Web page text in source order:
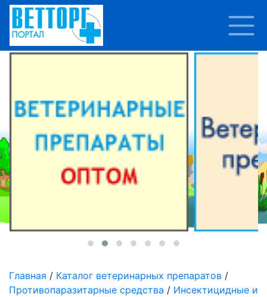
Главная / Каталог ветеринарных препаратов /
Противопаразитарные средства / Инсектицидные и